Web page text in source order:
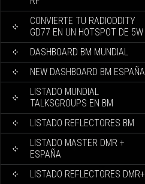
CONVIERTE TU RADIODDITY
GD77 EN UN HOTSPOT DE 5W
DASHBOARD BM MUNDIAL
NEW DASHBOARD BM ESPAÑA
LISTADO MUNDIAL
TALKSGROUPS EN BM
LISTADO REFLECTORES BM
LISTADO MASTER DMR +
ESPAÑA
LISTADO REFLECTORES DMR+